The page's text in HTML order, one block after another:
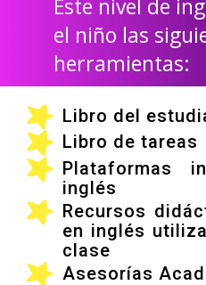
Este nivel de
el niño las
herramientas:
Libro del
Libro de tareas
Plataformas
inglés
Recursos
en inglés
clase
Asesorías